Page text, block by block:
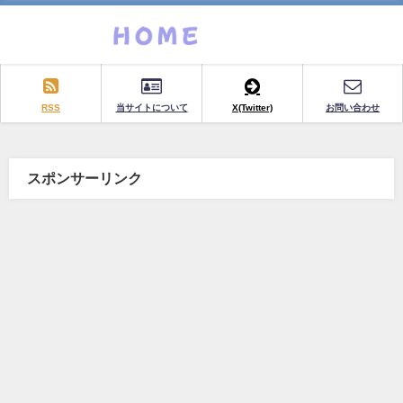
RSS 当サイトについて X(Twitter) お問い合わせ
スポンサーリンク